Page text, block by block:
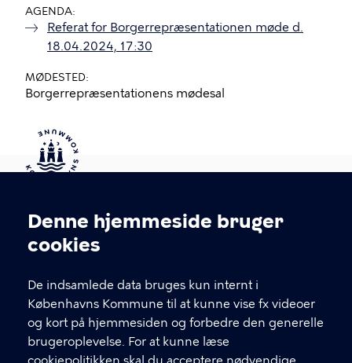
Cookieindstillinger
Denne hjemmeside bruger
cookies
De indsamlede data bruges kun internt i
Københavns Kommune til at kunne vise fx videoer
og kort på hjemmesiden og forbedre den generelle
brugeroplevelse. For at kunne læse
AGENDA
Referat for Borgerrepræsentationen møde d.
18.04.2024, 17:30
MØDESTED
Borgerrepræsentationens mødesal
Kontakt Københavns Kommune
T
fFind andre kontakter her
CVR-nummer64942212
GENVEJE